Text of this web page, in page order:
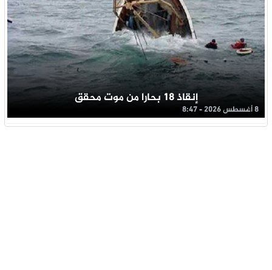
إنقاذ 18 بحارا من موت محقق
8 أغسطس 2026 - 8:47